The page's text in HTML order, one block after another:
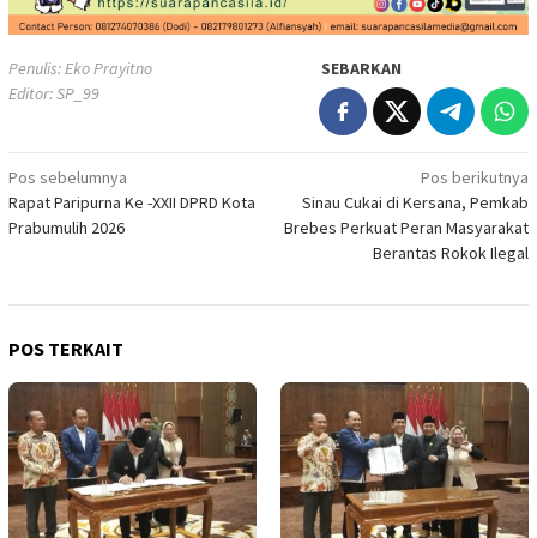
Penulis: Eko Prayitno
Editor: SP_99
SEBARKAN
Navigasi
pos
Pos sebelumnya
Rapat Paripurna Ke -XXII DPRD Kota
Prabumulih 2026
Pos berikutnya
Sinau Cukai di Kersana, Pemkab
Brebes Perkuat Peran Masyarakat
Berantas Rokok Ilegal
POS TERKAIT